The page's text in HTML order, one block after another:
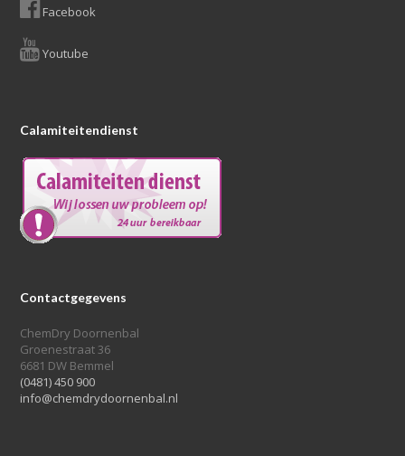
Facebook
Youtube
Calamiteitendienst
Contactgegevens
ChemDry Doornenbal
Groenestraat 36
6681 DW Bemmel
(0481) 450 900
info@chemdrydoornenbal.nl